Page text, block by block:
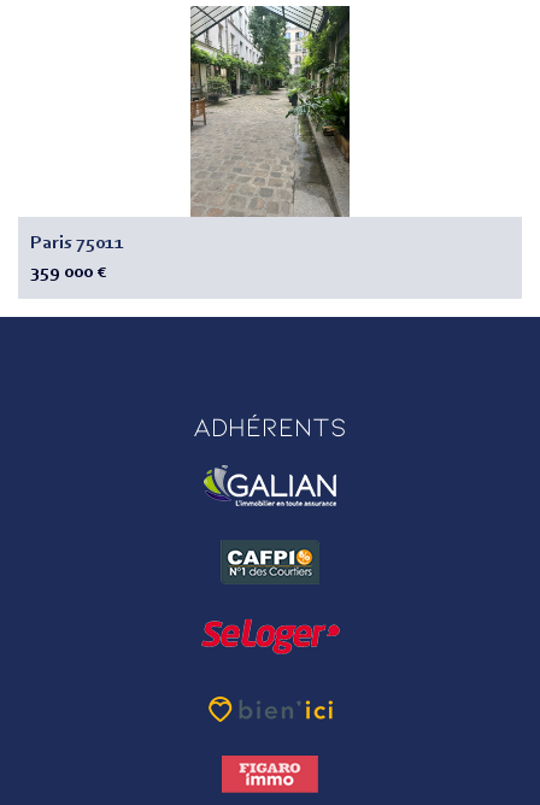
Paris 75011
359 000 €
Adhérents